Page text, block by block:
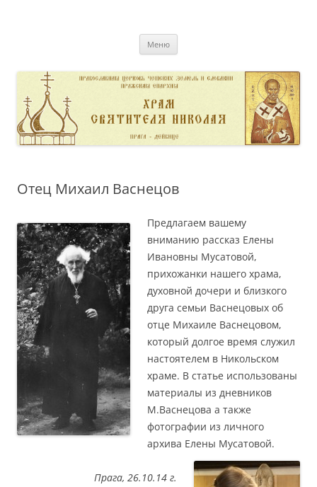
Меню
Отец Михаил Васнецов
Предлагаем вашему
вниманию рассказ Елены
Ивановны Мусатовой,
прихожанки нашего храма,
духовной дочери и близкого
друга семьи Васнецовых об
отце Михаиле Васнецовом,
который долгое время служил
настоятелем в Никольском
храме. В статье использованы
материалы из дневников
М.Васнецова а также
фотографии из личного
архива Елены Мусатовой.
Прага, 26.10.14 г.